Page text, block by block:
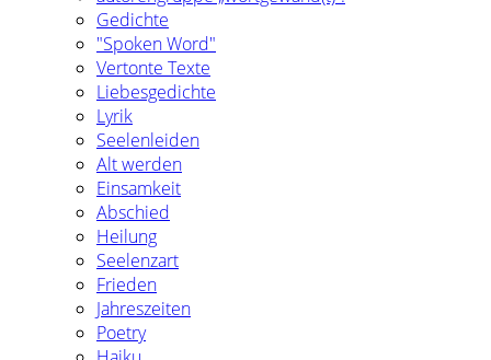
Gedichte
"Spoken Word"
Vertonte Texte
Liebesgedichte
Lyrik
Seelenleiden
Alt werden
Einsamkeit
Abschied
Heilung
Seelenzart
Frieden
Jahreszeiten
Poetry